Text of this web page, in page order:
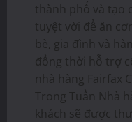
thành phố và tạo
tuyệt vời để ăn
bè, gia đình và
đồng thời hỗ trợ
nhà hàng Fairfax
Trong Tuần Nhà
khách sẽ được